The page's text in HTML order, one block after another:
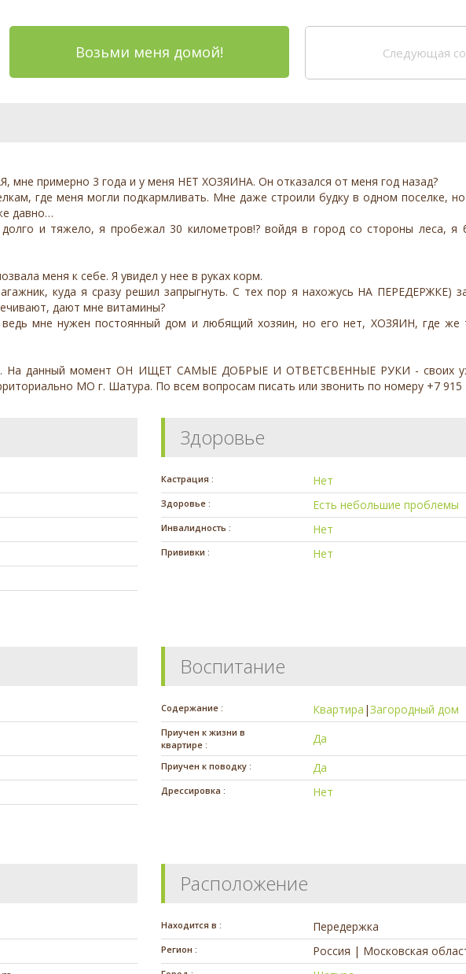
Возьми меня домой! Следующая
примерно 3 года и у меня НЕТ ХОЗЯИНА. Он отказался от меня год назад?
где меня могли подкармливать. Мне даже строили будку в одном поселке,
давно…
и тяжело, я пробежал 30 километров!? войдя в город со стороны леса, я
меня к себе. Я увидел у нее в руках корм.
куда я сразу решил запрыгнуть. С тех пор я нахожусь НА ПЕРЕДЕРЖКЕ)
дают мне витамины?
мне нужен постоянный дом и любящий хозяин, но его нет, ХОЗЯИН, где же
На данный момент ОН ИЩЕТ САМЫЕ ДОБРЫЕ И ОТВЕТСВЕННЫЕ РУКИ - своих
МО г. Шатура. По всем вопросам писать или звонить по номеру +7
Здоровье
Кастрация : Нет
Здоровье : Есть небольшие проблемы
Инвалидность : Нет
Прививки : Нет
Воспитание
Содержание : Квартира |Загородный дом
Приучен к жизни в
квартире :
Да
Приучен к поводку : Да
Дрессировка : Нет
Расположение
Находится в : Передержка
Регион : Россия | Московская